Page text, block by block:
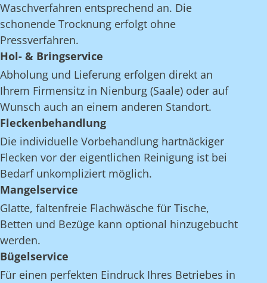
Waschverfahren entsprechend an. Die
schonende Trocknung erfolgt ohne
Pressverfahren.
Hol- & Bringservice
Abholung und Lieferung erfolgen direkt an
Ihrem Firmensitz in Nienburg (Saale) oder auf
Wunsch auch an einem anderen Standort.
Fleckenbehandlung
Die individuelle Vorbehandlung hartnäckiger
Flecken vor der eigentlichen Reinigung ist bei
Bedarf unkompliziert möglich.
Mangelservice
Glatte, faltenfreie Flachwäsche für Tische,
Betten und Bezüge kann optional hinzugebucht
werden.
Bügelservice
Für einen perfekten Eindruck Ihres Betriebes in